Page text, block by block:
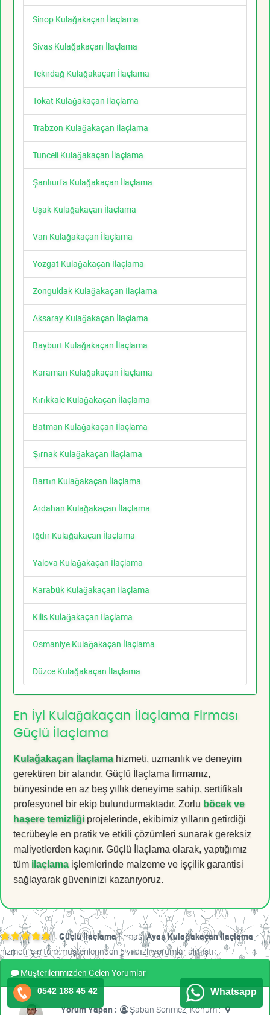
Sinop Kulağakaçan İlaçlama
Sivas Kulağakaçan İlaçlama
Tekirdağ Kulağakaçan İlaçlama
Tokat Kulağakaçan İlaçlama
Trabzon Kulağakaçan İlaçlama
Tunceli Kulağakaçan İlaçlama
Şanlıurfa Kulağakaçan İlaçlama
Uşak Kulağakaçan İlaçlama
Van Kulağakaçan İlaçlama
Yozgat Kulağakaçan İlaçlama
Zonguldak Kulağakaçan İlaçlama
Aksaray Kulağakaçan İlaçlama
Bayburt Kulağakaçan İlaçlama
Karaman Kulağakaçan İlaçlama
Kırıkkale Kulağakaçan İlaçlama
Batman Kulağakaçan İlaçlama
Şırnak Kulağakaçan İlaçlama
Bartın Kulağakaçan İlaçlama
Ardahan Kulağakaçan İlaçlama
Iğdır Kulağakaçan İlaçlama
Yalova Kulağakaçan İlaçlama
Karabük Kulağakaçan İlaçlama
Kilis Kulağakaçan İlaçlama
Osmaniye Kulağakaçan İlaçlama
Düzce Kulağakaçan İlaçlama
En İyi Kulağakaçan İlaçlama Firması
Güçlü İlaçlama
Kulağakaçan İlaçlamahizmeti, uzmanlık ve deneyim
gerektiren bir alandır. Güçlü İlaçlama firmamız,
bünyesinde en az beş yıllık deneyime sahip, sertifikalı
profesyonel bir ekip bulundurmaktadır. Zorlu böcek ve
haşere temizliği projelerinde, ekibimiz yılların getirdiği
tecrübeyle en pratik ve etkili çözümleri sunarak gereksiz
maliyetlerden kaçınır. Güçlü İlaçlama olarak, yaptığımız
tüm ilaçlamaişlemlerinde malzeme ve işçilik garantisi
sağlayarak güveninizi kazanıyoruz.
Güçlü İlaçlamafirmasıAyaş Kulağakaçan İlaçlama
hizmeti için tüm müşterilerinden 5 yıldızlı yorumlar almıştır.
Müşterilerimizden Gelen Yorumlar
Yorum Yapan : Şaban Sönmez, Konum :
0542 188 45 42 Whatsapp